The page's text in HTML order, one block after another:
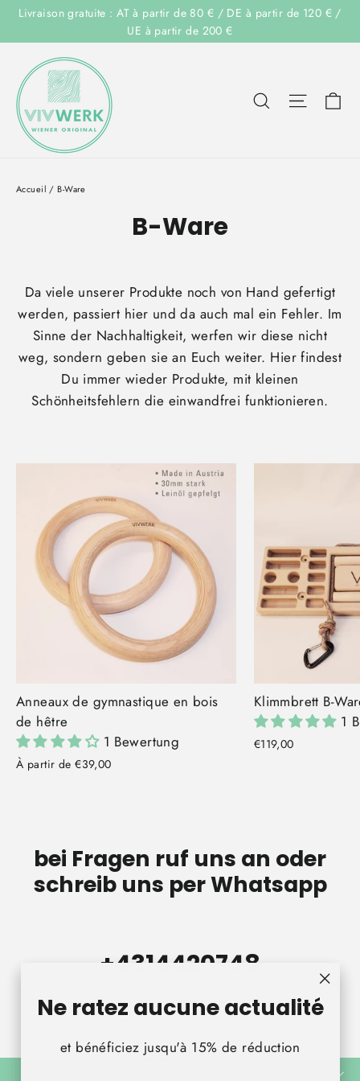
PasserLivraison gratuite : AT à partir de 80 € / DE à partir de 120 € /
UE à partir de 200 €
Rechercher
Ne ratez aucune actualité
et bénéficiez jusqu'à 15% de réduction
Accueil / B-Ware
B-Ware
Da viele unserer Produkte noch von Hand gefertigt
werden, passiert hier und da auch mal ein Fehler. Im
Sinne der Nachhaltigkeit, werfen wir diese nicht
weg, sondern geben sie an Euch weiter. Hier findest
Du immer wieder Produkte, mit kleinen
Schönheitsfehlern die einwandfrei funktionieren.
Anneaux de gymnastique en bois
de hêtre
1 Bewertung
À partir de €39,00
Klimmbrett B-
1
€119,00
bei Fragen ruf uns an oder
schreib uns per Whatsapp
+4314420748